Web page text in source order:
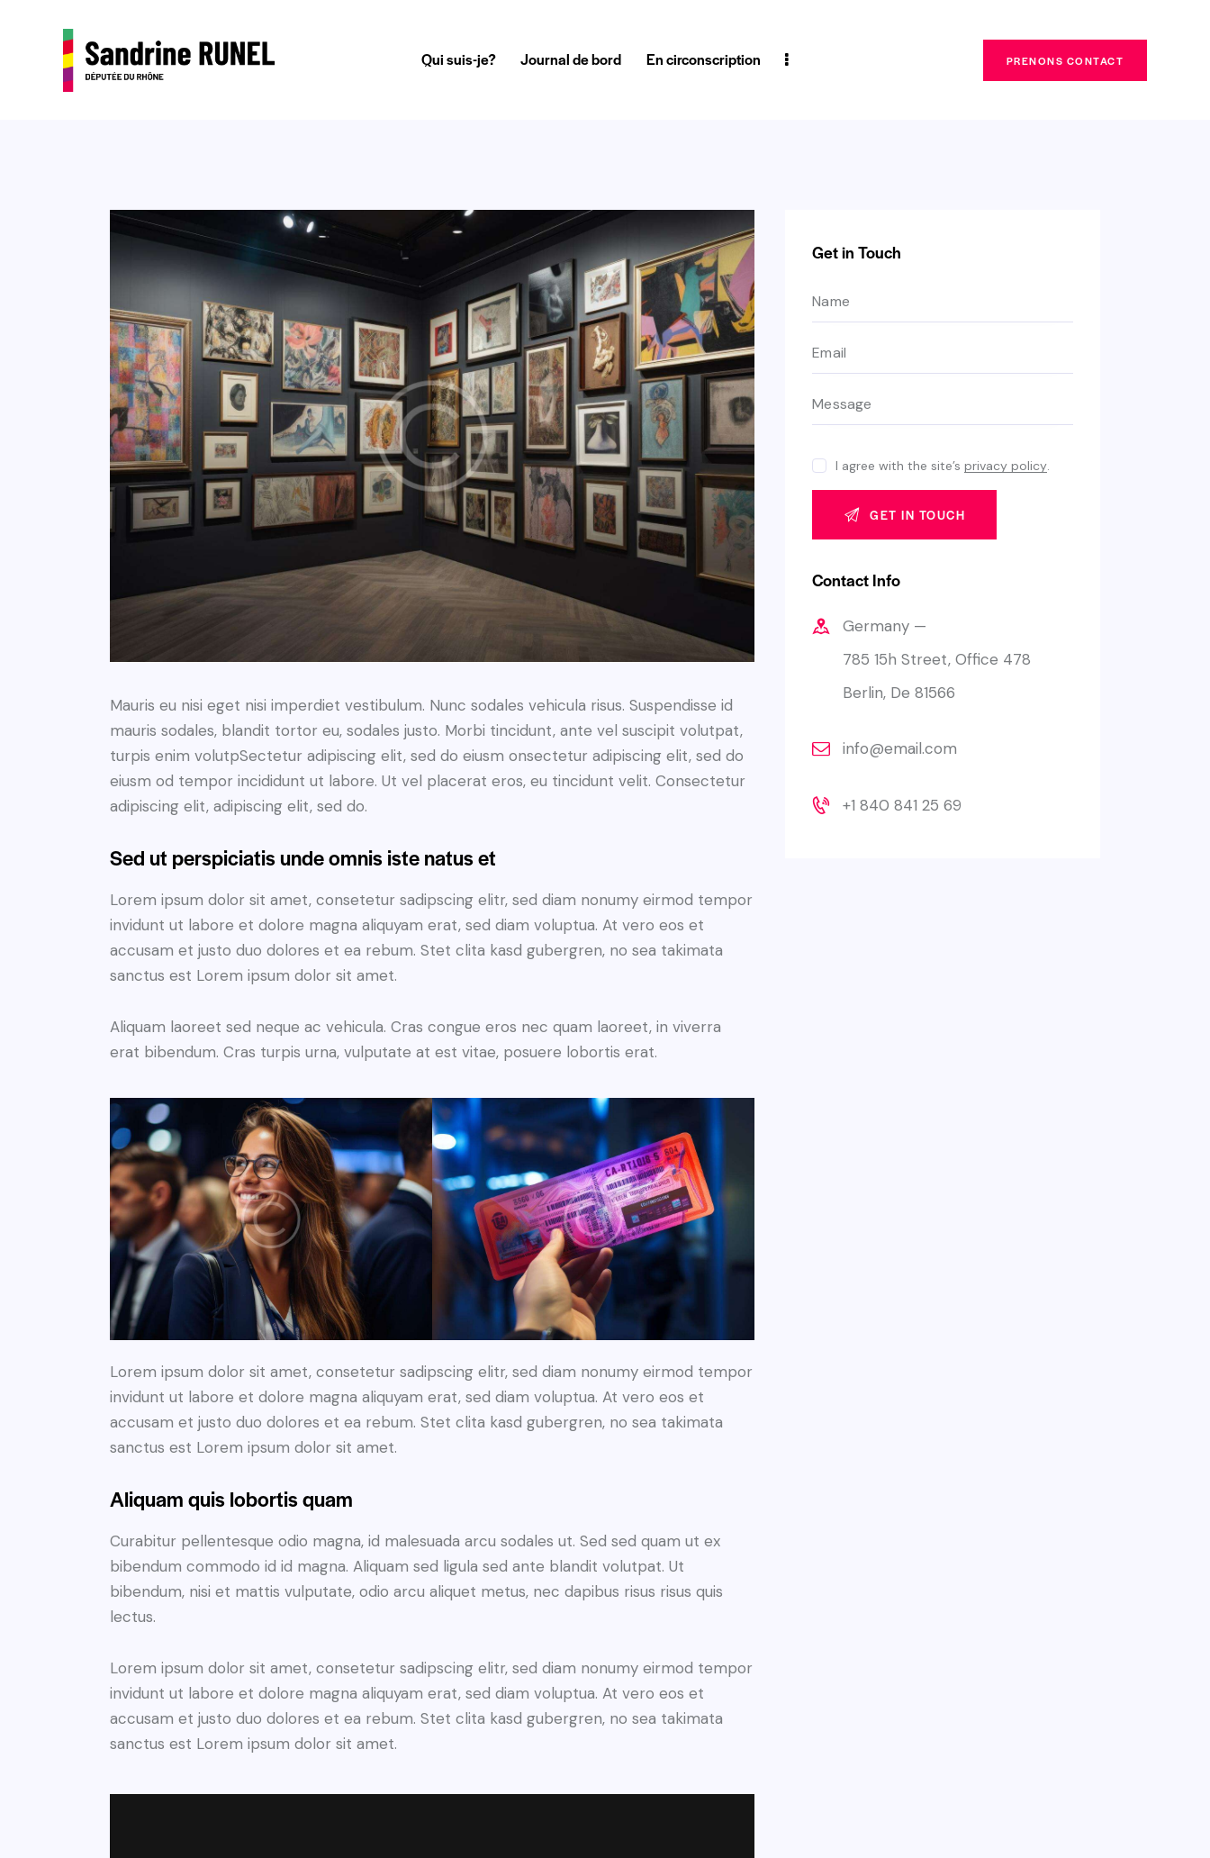
Qui suis-je? Journal de bord En circonscription PRENONS CONTACT
Mauris eu nisi eget nisi imperdiet vestibulum. Nunc sodales vehicula risus. Suspendisse id
mauris sodales, blandit tortor eu, sodales justo. Morbi tincidunt, ante vel suscipit volutpat,
turpis enim volutpSectetur adipiscing elit, sed do eiusm onsectetur adipiscing elit, sed do
eiusm od tempor incididunt ut labore. Ut vel placerat eros, eu tincidunt velit. Consectetur
adipiscing elit, adipiscing elit, sed do.
Sed ut perspiciatis unde omnis iste natus et
Lorem ipsum dolor sit amet, consetetur sadipscing elitr, sed diam nonumy eirmod tempor
invidunt ut labore et dolore magna aliquyam erat, sed diam voluptua. At vero eos et
accusam et justo duo dolores et ea rebum. Stet clita kasd gubergren, no sea takimata
sanctus est Lorem ipsum dolor sit amet.
Aliquam laoreet sed neque ac vehicula. Cras congue eros nec quam laoreet, in viverra
erat bibendum. Cras turpis urna, vulputate at est vitae, posuere lobortis erat.
Lorem ipsum dolor sit amet, consetetur sadipscing elitr, sed diam nonumy eirmod tempor
invidunt ut labore et dolore magna aliquyam erat, sed diam voluptua. At vero eos et
accusam et justo duo dolores et ea rebum. Stet clita kasd gubergren, no sea takimata
sanctus est Lorem ipsum dolor sit amet.
Aliquam quis lobortis quam
Curabitur pellentesque odio magna, id malesuada arcu sodales ut. Sed sed quam ut ex
bibendum commodo id id magna. Aliquam sed ligula sed ante blandit volutpat. Ut
bibendum, nisi et mattis vulputate, odio arcu aliquet metus, nec dapibus risus risus quis
lectus.
Lorem ipsum dolor sit amet, consetetur sadipscing elitr, sed diam nonumy eirmod tempor
invidunt ut labore et dolore magna aliquyam erat, sed diam voluptua. At vero eos et
accusam et justo duo dolores et ea rebum. Stet clita kasd gubergren, no sea takimata
sanctus est Lorem ipsum dolor sit amet.
Get in Touch
I agree with the site’s privacy policy.
Contact Info
Germany —
785 15h Street, Office 478
Berlin, De 81566
info@email.com
+1 840 841 25 69